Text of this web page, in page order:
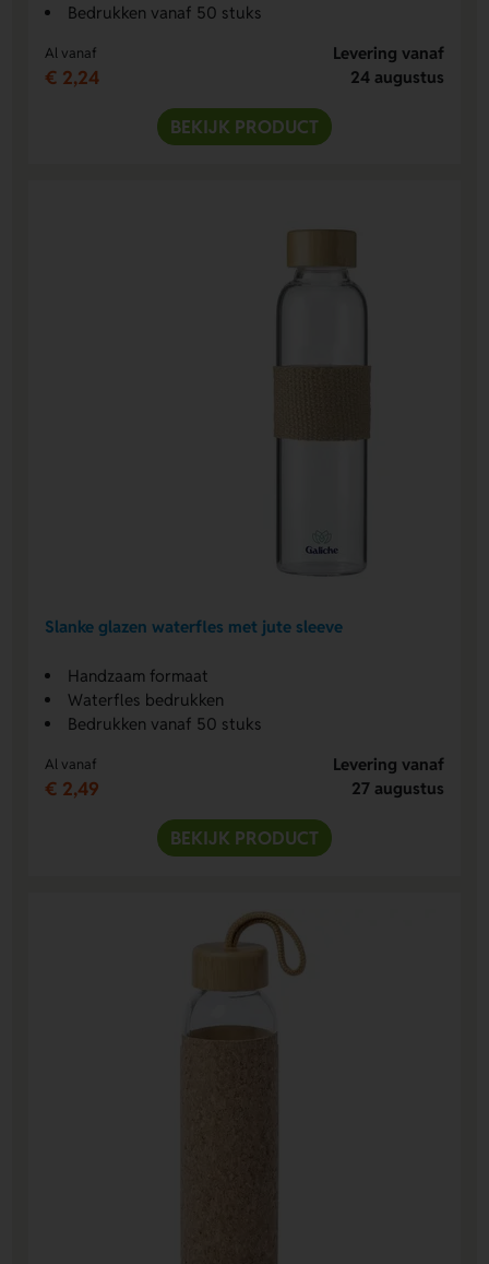
Bedrukken vanaf 50 stuks
Al vanaf
€ 2,24
Levering vanaf
24 augustus
BEKIJK PRODUCT
Slanke glazen waterfles met jute sleeve
Handzaam formaat
Waterfles bedrukken
Bedrukken vanaf 50 stuks
Al vanaf
€ 2,49
Levering vanaf
27 augustus
BEKIJK PRODUCT